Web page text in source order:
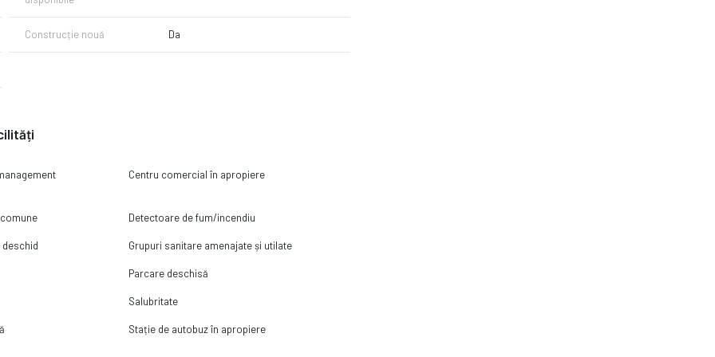
Construcție nouă Da
Centru comercial în apropiere
Detectoare de fum/incendiu
Grupuri sanitare amenajate și utilate
Parcare deschisă
Salubritate
Stație de autobuz în apropiere